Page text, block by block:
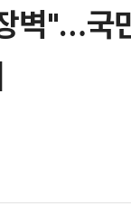
벽"…국